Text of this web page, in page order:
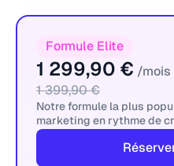
Formule Elite
1 299,90 € /mois
1 399,90 €
Notre formule la plus
marketing en rythme de